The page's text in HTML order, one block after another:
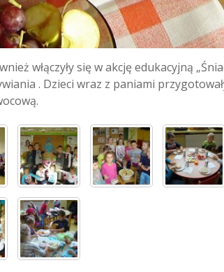
włączyły się w akcję edukacyjną
. Dzieci wraz z paniami